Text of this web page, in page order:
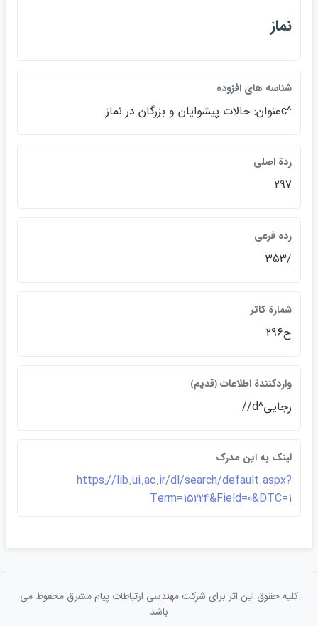
نماز
شناسه هاي افزوده
^cعنوان: حالات پيشوايان و بزرگان در نماز
ردة اصلي
297
رده فرعي
/353
شمارة كاتر
ح296
واردكنندة اطلاعات ﴿قديم﴾
رجايي^d//
لينک به اين مدرک
https://lib.ui.ac.ir/dl/search/default.aspx?
Term=15224&Field=0&DTC=1
کلیه حقوق این اثر برای شرکت مهندسی ارتباطات پيام مشرق محفوظ می
باشد